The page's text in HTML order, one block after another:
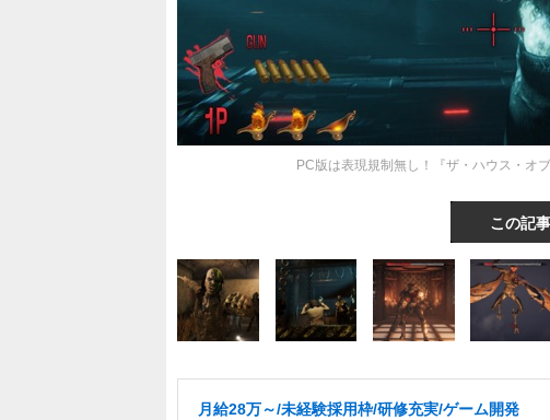
PC版は表現規制無し！『ザ・ハウス・オ
この記
月給28万～/未経験採用枠/研修充実/ゲーム開発